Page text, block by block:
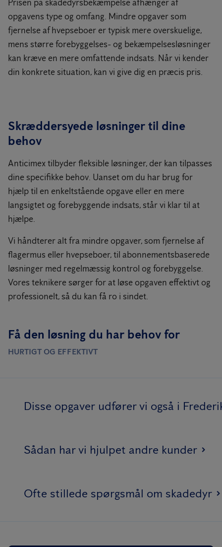
Prisen på skadedyrsbekæmpelse afhænger af
opgavens type og omfang. Mindre opgaver som
fjernelse af hvepseboer er typisk mere overskuelige,
mens større forebyggelses- og bekæmpelsesløsninger
kan kræve en mere omfattende indsats. Når vi kender
din konkrete situation, kan vi give dig en præcis pris.
Skræddersyede løsninger til dine
behov
Anticimex tilbyder fleksible løsninger, der kan tilpasses
dine specifikke behov. Uanset om du har brug for
hjælp til en enkeltstående opgave eller en mere
langsigtet og forebyggende indsats, står vi klar til at
hjælpe.
Vi håndterer alt fra mindre opgaver, som fjernelse af
flagermus eller hvepseboer, til abonnementsbaserede
løsninger med regelmæssig kontrol og forebyggelse.
Vores teknikere sørger for at løse opgaven effektivt og
professionelt, så du kan få ro i sindet.
Få den løsning du har behov for
HURTIGT OG EFFEKTIVT
Disse opgaver udfører vi også i
Sådan har vi hjulpet andre kunder
Ofte stillede spørgsmål om skadedyr